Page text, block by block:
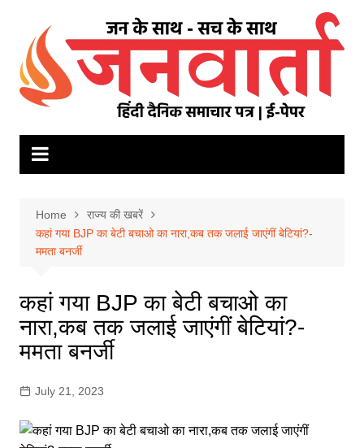
content
Home
राज्य की खबरें
कहां गया BJP का बेटी बचाओ का नारा,कब तक जलाई जाएंगीं बेटियां?-
ममता बनर्जी
कहां गया BJP का बेटी बचाओ का
नारा,कब तक जलाई जाएंगीं बेटियां?-
ममता बनर्जी
July 21, 2023